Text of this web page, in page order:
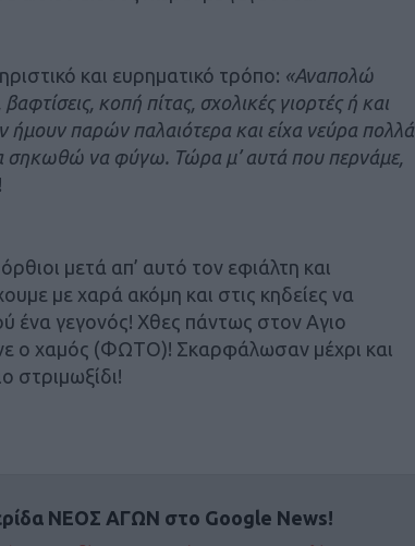
και ευρηματικό τρόπο: «Αναπολώ
κοπή πίτας, σχολικές γιορτές ή και
ήμουν παρών παλαιότερα και είχα νεύρα πολλά
σηκωθώ να φύγω. Τώρα μ’ αυτά που περνάμε,
μετά απ’ αυτό τον εφιάλτη και
με χαρά ακόμη και στις κηδείες να
ένα γεγονός! Χθες πάντως στον Αγιο
ο χαμός (ΦΩΤΟ)! Σκαρφάλωσαν μέχρι και
στριμωξίδι!
ΝΕΟΣ ΑΓΩΝ στο Google News!